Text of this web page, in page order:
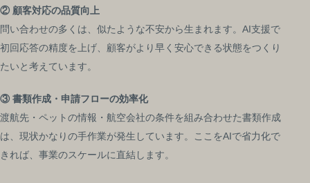
② 顧客対応の品質向上
問い合わせの多くは、似たような不安から生まれます。AI支援で
初回応答の精度を上げ、顧客がより早く安心できる状態をつくり
たいと考えています。
③ 書類作成・申請フローの効率化
渡航先・ペットの情報・航空会社の条件を組み合わせた書類作成
は、現状かなりの手作業が発生しています。ここをAIで省力化で
きれば、事業のスケールに直結します。